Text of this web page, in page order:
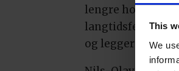
This
We
lengre
og legger til rette